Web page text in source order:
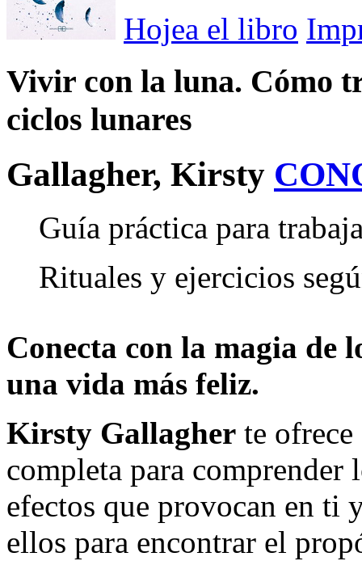
Hojea el libro
Vivir con la luna. Cómo
ciclos lunares
Gallagher, Kirsty
Guía práctica para
Rituales y ejercicios
Conecta con la magia de
una vida más feliz.
Kirsty Gallagher te ofrece
completa para
efectos que provocan en ti
ellos para encontrar el